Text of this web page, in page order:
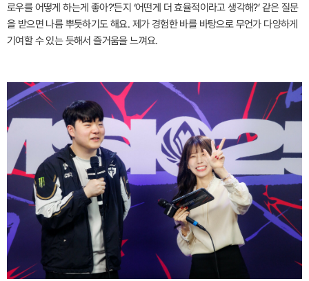
로우를 어떻게 하는게 좋아?’든지 ‘어떤게 더 효율적이라고 생각해?’ 같은 질문
을 받으면 나름 뿌듯하기도 해요. 제가 경험한 바를 바탕으로 무언가 다양하게
기여할 수 있는 듯해서 즐거움을 느껴요.